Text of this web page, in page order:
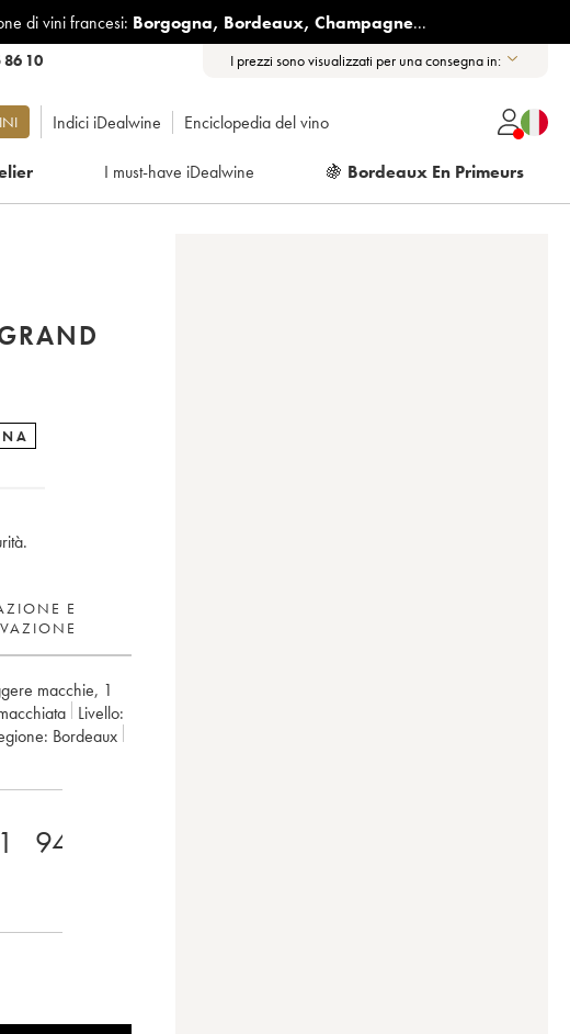
di vini francesi: Borgogna, Bordeaux, Champagne...
86 10 I prezzi sono visualizzati per una consegna in:
Indici iDealwine Enciclopedia del vino
I must-have iDealwine 🍇 Bordeaux En Primeurs
E
macchie, 1
Livello:
Bordeaux
94